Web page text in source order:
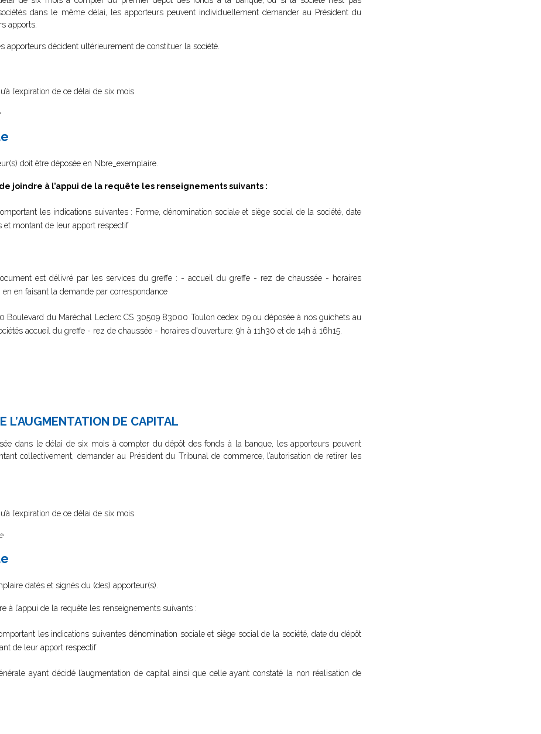
dans le même délai, les apporteurs peuvent individuellement demander au Président du
apports.
apporteurs décident ultérieurement de constituer la société.
l’expiration de ce délai de six mois.
doit être déposée en Nbre_exemplaire.
joindre à l’appui de la requête les renseignements suivants :
les indications suivantes : Forme, dénomination sociale et siège social de la société, date
montant de leur apport respectif
est délivré par les services du greffe : - accueil du greffe - rez de chaussée - horaires
en faisant la demande par correspondance
Boulevard du Maréchal Leclerc CS 30509 83000 Toulon cedex 09 ou déposée à nos guichets au
accueil du greffe - rez de chaussée - horaires d'ouverture: 9h à 11h30 et de 14h à 16h15.
DE CAPITAL
dans le délai de six mois à compter du dépôt des fonds à la banque, les apporteurs peuvent
collectivement, demander au Président du Tribunal de commerce, l’autorisation de retirer les
l’expiration de ce délai de six mois.
datés et signés du (des) apporteur(s).
à l’appui de la requête les renseignements suivants :
les indications suivantes dénomination sociale et siège social de la société, date du dépôt
de leur apport respectif
ayant décidé l’augmentation de capital ainsi que celle ayant constaté la non réalisation de